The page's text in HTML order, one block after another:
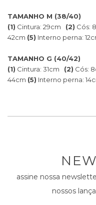
TAMANHO M (38/40)
(1) Cintura: 29cm (2) Cós:
42cm (5) Interno perna:
TAMANHO G (40/42)
(1) Cintura: 31cm (2) Cós:
44cm (5) Interno perna:
assine nossa
nossos